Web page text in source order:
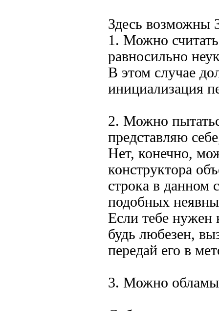
Здесь возможны
1. Можно
равносильно
В этом случае
инициализация
2. Можно
представляю
Нет, конечно,
конструктора
строка в данном
подобных
Если тебе нужен
будь любезен,
передай его в
3. Можно